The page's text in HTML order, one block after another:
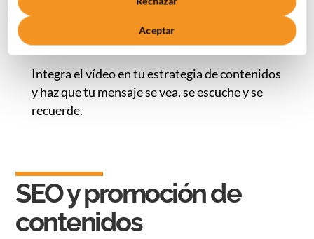
Facilita la comprensión de productos y
Integra el vídeo en tu estrategia de contenidos
y haz que tu mensaje se vea, se escuche y se
recuerde.
SEO y promoción de
contenidos
Aceptar